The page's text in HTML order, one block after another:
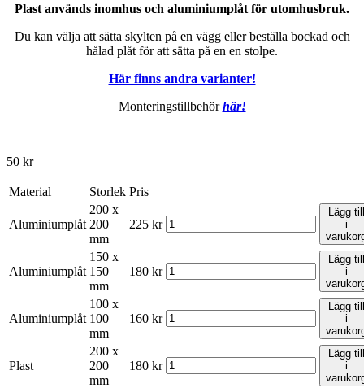
Plast används inomhus och aluminiumplåt för utomhusbruk.
Du kan välja att sätta skylten på en vägg eller beställa bockad och
hålad plåt för att sätta på en en stolpe.
Här finns andra varianter!
Monteringstillbehörhär!
50 kr
Material Storlek Pris
Aluminiumplåt
200 x
200
mm
225 kr
Lägg till
i
Aluminiumplåt
150 x
150
mm
180 kr
Lägg till
i
Aluminiumplåt
100 x
100
mm
160 kr
Lägg till
i
Plast
200 x
200
mm
180 kr
Lägg till
i